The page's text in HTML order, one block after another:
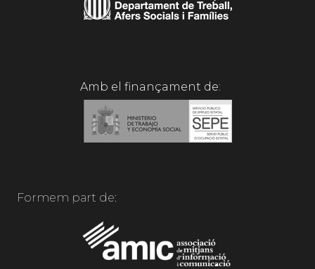
Amb el finançament de:
Formem part de: